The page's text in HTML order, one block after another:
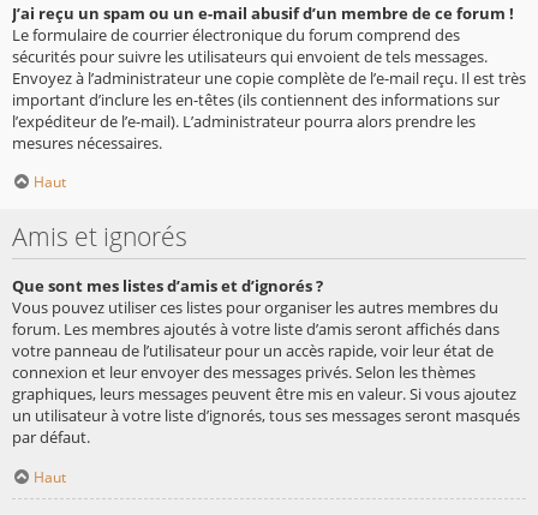
J’ai reçu un spam ou un e-mail abusif d’un membre de ce forum !
Le formulaire de courrier électronique du forum comprend des
sécurités pour suivre les utilisateurs qui envoient de tels messages.
Envoyez à l’administrateur une copie complète de l’e-mail reçu. Il est très
important d’inclure les en-têtes (ils contiennent des informations sur
l’expéditeur de l’e-mail). L’administrateur pourra alors prendre les
mesures nécessaires.
Haut
Amis et ignorés
Que sont mes listes d’amis et d’ignorés ?
Vous pouvez utiliser ces listes pour organiser les autres membres du
forum. Les membres ajoutés à votre liste d’amis seront affichés dans
votre panneau de l’utilisateur pour un accès rapide, voir leur état de
connexion et leur envoyer des messages privés. Selon les thèmes
graphiques, leurs messages peuvent être mis en valeur. Si vous ajoutez
un utilisateur à votre liste d’ignorés, tous ses messages seront masqués
par défaut.
Haut